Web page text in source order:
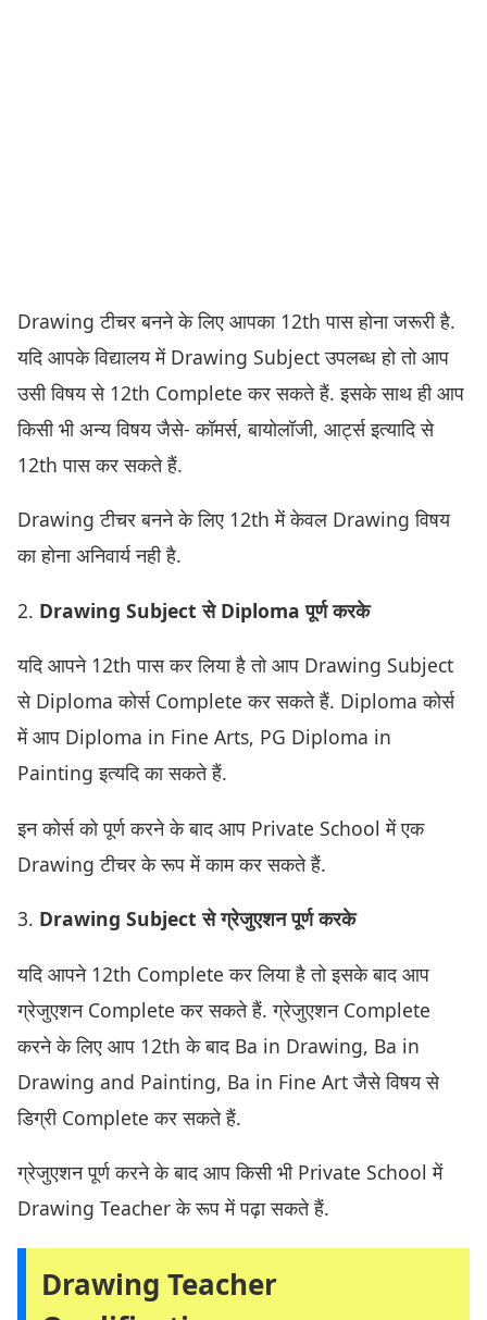
Drawing टीचर बनने के लिए आपका 12th पास होना जरूरी है.
यदि आपके विद्यालय में Drawing Subject उपलब्ध हो तो आप
उसी विषय से 12th Complete कर सकते हैं. इसके साथ ही आप
किसी भी अन्य विषय जैसे- कॉमर्स, बायोलॉजी, आर्ट्स इत्यादि से
12th पास कर सकते हैं.
Drawing टीचर बनने के लिए 12th में केवल Drawing विषय
का होना अनिवार्य नही है.
2. Drawing Subject से Diploma पूर्ण करके
यदि आपने 12th पास कर लिया है तो आप Drawing Subject
से Diploma कोर्स Complete कर सकते हैं. Diploma कोर्स
में आप Diploma in Fine Arts, PG Diploma in
Painting इत्यदि का सकते हैं.
इन कोर्स को पूर्ण करने के बाद आप Private School में एक
Drawing टीचर के रूप में काम कर सकते हैं.
3. Drawing Subject से ग्रेजुएशन पूर्ण करके
यदि आपने 12th Complete कर लिया है तो इसके बाद आप
ग्रेजुएशन Complete कर सकते हैं. ग्रेजुएशन Complete
करने के लिए आप 12th के बाद Ba in Drawing, Ba in
Drawing and Painting, Ba in Fine Art जैसे विषय से
डिग्री Complete कर सकते हैं.
ग्रेजुएशन पूर्ण करने के बाद आप किसी भी Private School में
Drawing Teacher के रूप में पढ़ा सकते हैं.
Drawing Teacher